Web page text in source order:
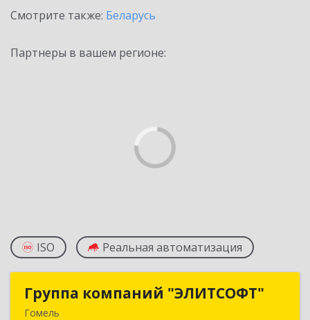
Смотрите также: Беларусь
Партнеры в вашем регионе:
ISO Реальная автоматизация
Группа компаний "ЭЛИТСОФТ"
Гомель
Группа компаний "ЭЛИТСОФТ"